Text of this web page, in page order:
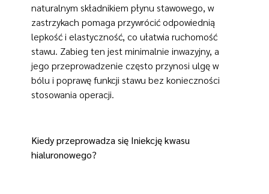
naturalnym składnikiem płynu stawowego, w
zastrzykach pomaga przywrócić odpowiednią
lepkość i elastyczność, co ułatwia ruchomość
stawu. Zabieg ten jest minimalnie inwazyjny, a
jego przeprowadzenie często przynosi ulgę w
bólu i poprawę funkcji stawu bez konieczności
stosowania operacji.
Kiedy przeprowadza się Iniekcję kwasu
hialuronowego?